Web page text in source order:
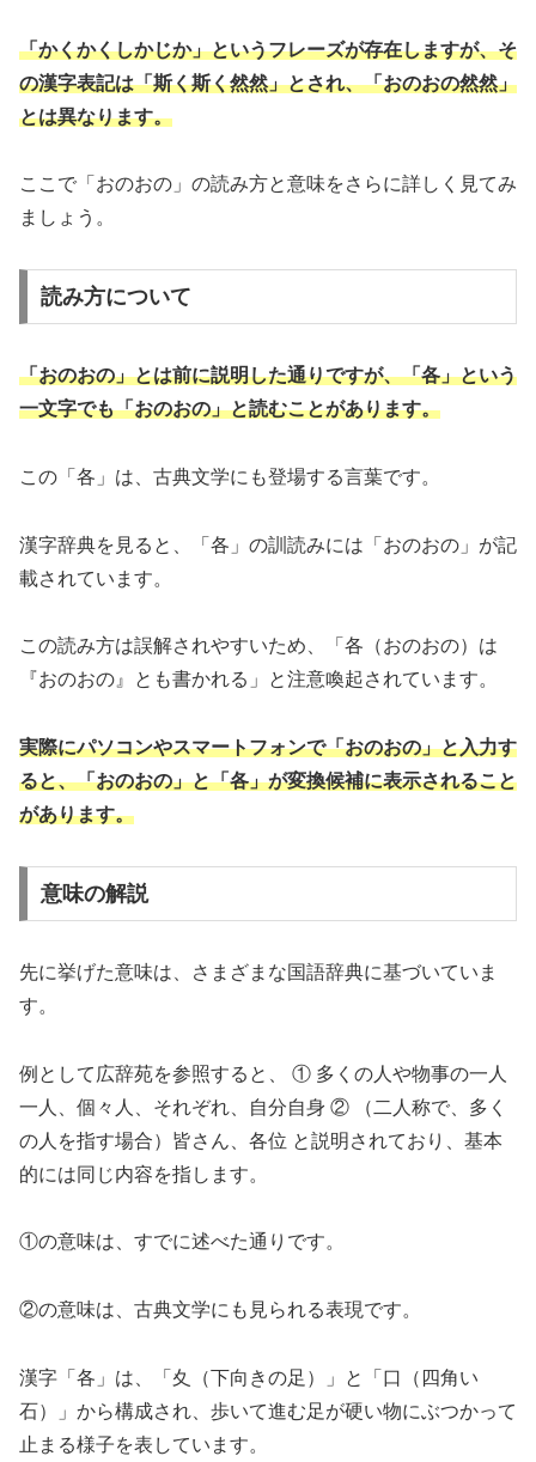
「かくかくしかじか」というフレーズが存在しますが、そ
の漢字表記は「斯く斯く然然」とされ、「おのおの然然」
とは異なります。
ここで「おのおの」の読み方と意味をさらに詳しく見てみ
ましょう。
読み方について
「おのおの」とは前に説明した通りですが、「各」という
一文字でも「おのおの」と読むことがあります。
この「各」は、古典文学にも登場する言葉です。
漢字辞典を見ると、「各」の訓読みには「おのおの」が記
載されています。
この読み方は誤解されやすいため、「各（おのおの）は
『おのおの』とも書かれる」と注意喚起されています。
実際にパソコンやスマートフォンで「おのおの」と入力す
ると、「おのおの」と「各」が変換候補に表示されること
があります。
意味の解説
先に挙げた意味は、さまざまな国語辞典に基づいていま
す。
例として広辞苑を参照すると、 ① 多くの人や物事の一人
一人、個々人、それぞれ、自分自身 ② （二人称で、多く
の人を指す場合）皆さん、各位 と説明されており、基本
的には同じ内容を指します。
①の意味は、すでに述べた通りです。
②の意味は、古典文学にも見られる表現です。
漢字「各」は、「夊（下向きの足）」と「口（四角い
石）」から構成され、歩いて進む足が硬い物にぶつかって
止まる様子を表しています。